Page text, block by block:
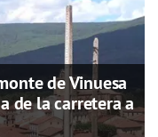
de Vinuesa
de la carretera a